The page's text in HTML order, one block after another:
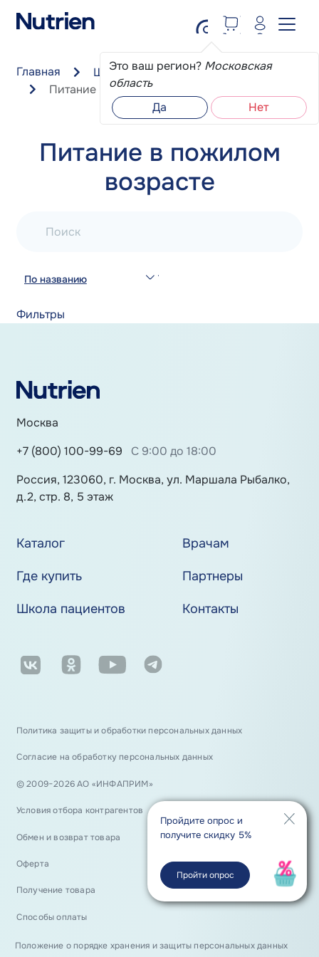
Это ваш регион? Московская
область
Да
Нет
Главная
Школа пациента
Питание в пожилом возрасте
Питание в пожилом
возрасте
Поиск
По названию
Фильтры
Пройдите опрос и
получите скидку 5%
Пройти опрос
Москва
+7 (800) 100-99-69
С 9:00 до 18:00
Россия, 123060, г. Москва, ул. Маршала Рыбалко,
д.2, стр. 8, 5 этаж
Каталог
Врачам
Где купить
Партнеры
Школа пациентов
Контакты
Политика защиты и обработки персональных данных
Согласие на обработку персональных данных
Положение о порядке хранения и защиты персональных данных
© 2009−2026 АО «ИНФАПРИМ»
Условия отбора контрагентов
Обмен и возврат товара
Оферта
Получение товара
Способы оплаты